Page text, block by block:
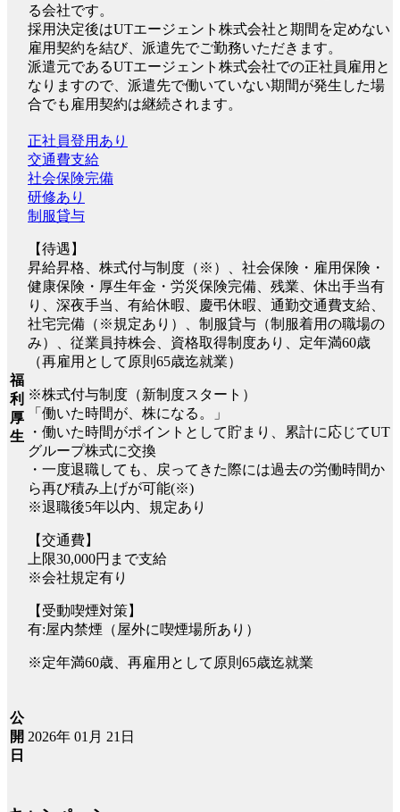
る会社です。
採用決定後はUTエージェント株式会社と期間を定めない
雇用契約を結び、派遣先でご勤務いただきます。
派遣元であるUTエージェント株式会社での正社員雇用と
なりますので、派遣先で働いていない期間が発生した場
合でも雇用契約は継続されます。
福
利
厚
生
正社員登用あり
交通費支給
社会保険完備
研修あり
制服貸与
【待遇】
昇給昇格、株式付与制度（※）、社会保険・雇用保険・
健康保険・厚生年金・労災保険完備、残業、休出手当有
り、深夜手当、有給休暇、慶弔休暇、通勤交通費支給、
社宅完備（※規定あり）、制服貸与（制服着用の職場の
み）、従業員持株会、資格取得制度あり、定年満60歳
（再雇用として原則65歳迄就業）
※株式付与制度（新制度スタート）
「働いた時間が、株になる。」
・働いた時間がポイントとして貯まり、累計に応じてUT
グループ株式に交換
・一度退職しても、戻ってきた際には過去の労働時間か
ら再び積み上げが可能(※)
※退職後5年以内、規定あり
【交通費】
上限30,000円まで支給
※会社規定有り
【受動喫煙対策】
有:屋内禁煙（屋外に喫煙場所あり）
※定年満60歳、再雇用として原則65歳迄就業
公
開
日
2026年 01月 21日